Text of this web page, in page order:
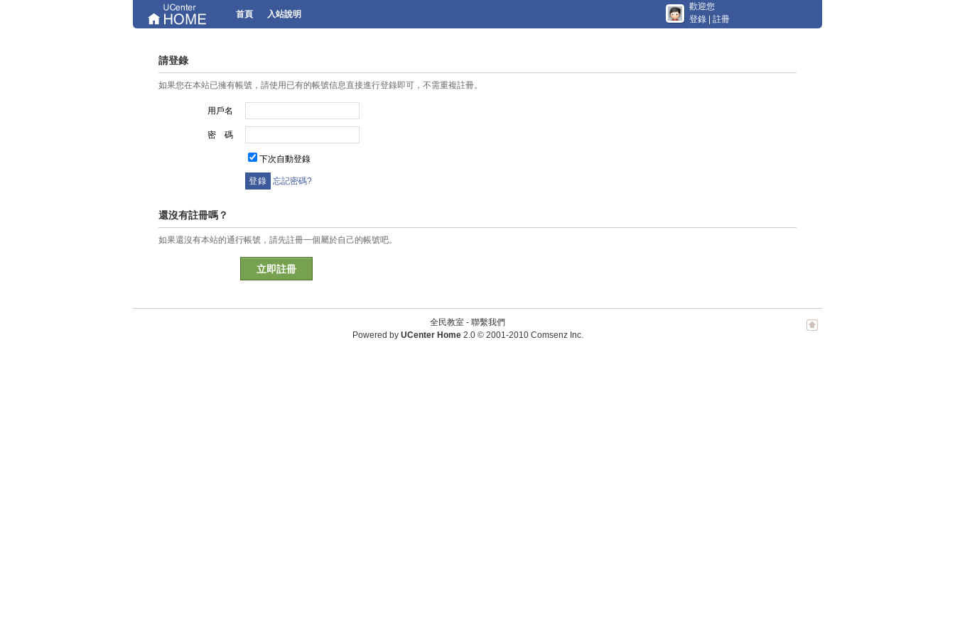
首頁 入站說明
歡迎您
登錄
註冊
請登錄
如果您在本站已擁有帳號，請使用已有的帳號信息直接進行登錄即可，不需重複註冊。
用戶名
密 碼
下次自動登錄
忘記密碼?
還沒有註冊嗎？
如果還沒有本站的通行帳號，請先註冊一個屬於自己的帳號吧。
立即註冊
全民教室 - 聯繫我們
Powered by UCenter Home 2.0© 2001-2010 Comsenz Inc.